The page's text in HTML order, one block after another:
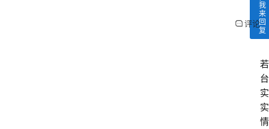
我
来
回
复
评论